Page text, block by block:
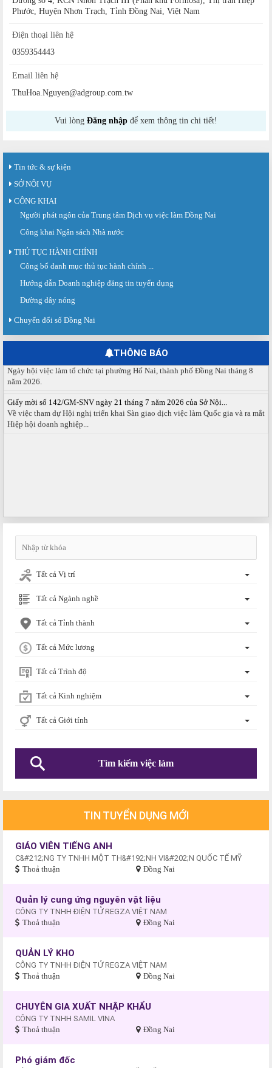
Phước, Huyện Nhơn Trạch, Tỉnh Đồng Nai, Việt Nam
Điện thoại liên hệ
0359354443
Email liên hệ
ThuHoa.Nguyen@adgroup.com.tw
Vui lòng Đăng nhập để xem thông tin chi tiết!
Tin tức & sự kiện
SỞ NỘI VỤ
CÔNG KHAI
Người phát ngôn của Trung tâm Dịch vụ việc làm Đồng Nai
Công khai Ngân sách Nhà nước
THỦ TỤC HÀNH CHÍNH
Công bố danh mục thủ tục hành chính ...
Hướng dẫn Doanh nghiệp đăng tin tuyển dụng
Đường dây nóng
Chuyển đổi số Đồng Nai
THÔNG BÁO
Sàn giao dịch việc làm lần thứ 08 năm 2026: Hơn 4.300 cơ hội...
Sáng ngày 03/8/2026, Trung tâm Dịch vụ việc làm Đồng Nai tổ chức Sàn giao
dịch việc làm lần thứ 08...
Báo cáo kết quả tổ chức Sàn giao dịch việc làm lần thứ 08/2026 ngày 03
Ngày hội việc làm phường Hố Nai tháng 8 năm 2026
Ngày hội việc làm tổ chức tại phường Hố Nai, thành phố Đồng Nai tháng 8
năm 2026.
Về việc tham dự Hội nghị triển khai Sàn giao dịch việc làm Quốc gia và ra mắt
Hiệp hội doanh nghiệp...
Tất cả Vị trí
Tất cả Ngành nghề
Tất cả Tỉnh thành
Tất cả Mức lương
Tất cả Trình độ
Tất cả Kinh nghiệm
Tất cả Giới tính
TIN TUYỂN DỤNG MỚI
GIÁO VIÊN TIẾNG ANH
C&#212;NG TY TNHH MỘT TH&#192;NH VI&#202;N QUỐC TẾ MỸ
Thoả thuận Đồng Nai
Quản lý cung ứng nguyên vật liệu
CÔNG TY TNHH ĐIỆN TỬ REGZA VIỆT NAM
Thoả thuận Đồng Nai
QUẢN LÝ KHO
CÔNG TY TNHH ĐIỆN TỬ REGZA VIỆT NAM
Thoả thuận Đồng Nai
CHUYÊN GIA XUẤT NHẬP KHẨU
CÔNG TY TNHH SAMIL VINA
Thoả thuận Đồng Nai
Phó giám đốc